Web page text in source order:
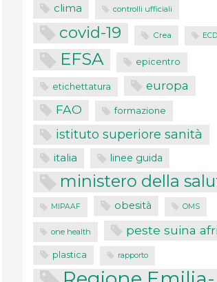
clima controlli ufficiali
covid-19 Crea
EFSA epicentro
etichettatura europa
FAO formazione
istituto superiore sanità
italia linee guida
ministero della
MIPAAF obesità OMS
one health peste suina
plastica rapporto